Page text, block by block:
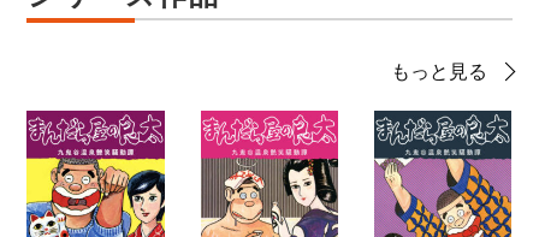
もっと見る